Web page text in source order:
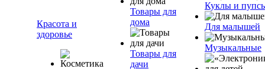
Красота и
здоровье
Товары для
дома
Товары для
дачи
Куклы и
Для малышей
Музыкальные